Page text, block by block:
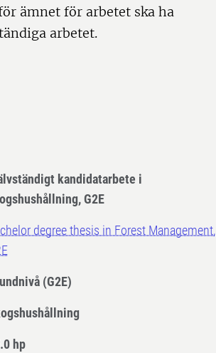
ämnet för arbetet ska ha
arbetet.
kandidatarbete i
G2E
degree thesis in Forest Management,
(G2E)
hp